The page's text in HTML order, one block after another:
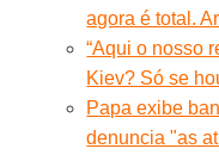
agora é total.
“Aqui o nosso
Kiev? Só se
Papa exibe
denuncia "as